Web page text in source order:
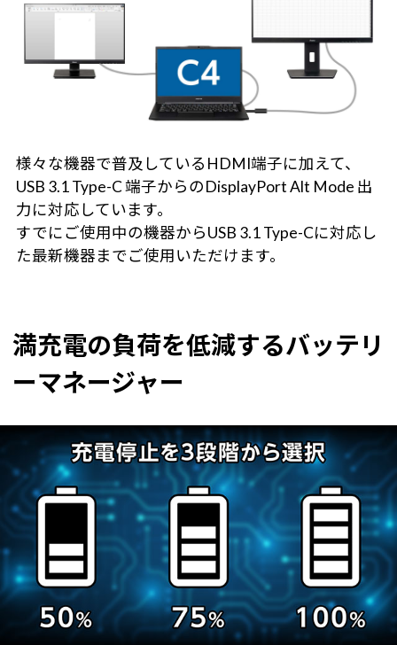
様々な機器で普及しているHDMI端子に加えて、
USB 3.1 Type-C 端子からのDisplayPort Alt Mode 出
力に対応しています。
すでにご使用中の機器からUSB 3.1 Type-Cに対応し
た最新機器までご使用いただけます。
満充電の負荷を低減するバッテリ
ーマネージャー